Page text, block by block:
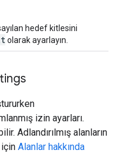
hedef kitlesini
olarak ayarlayın.
izin ayarları.
Adlandırılmış alanların
için Alanlar hakkında